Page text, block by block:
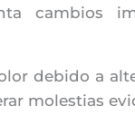
cambios
debido a
molestias